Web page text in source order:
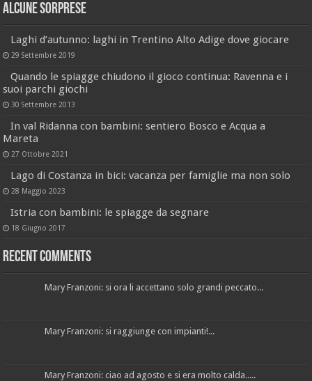
Alcune sorprese
Laghi d’autunno: laghi in Trentino Alto Adige dove giocare
29 Settembre 2019
Quando le spiagge chiudono il gioco continua: Ravenna e i
suoi parchi giochi
30 Settembre 2013
In val Ridanna con bambini: sentiero Bosco e Acqua a
Mareta
27 Ottobre 2021
Lago di Costanza in bici: vacanza per famiglie ma non solo
28 Maggio 2023
Istria con bambini: le spiagge da segnare
18 Giugno 2017
Recent Comments
Mary Franzoni: si ora li accettano solo grandi peccato...
Mary Franzoni: si raggiunge con impianti!...
Mary Franzoni: ciao ad agosto e si era molto calda.....